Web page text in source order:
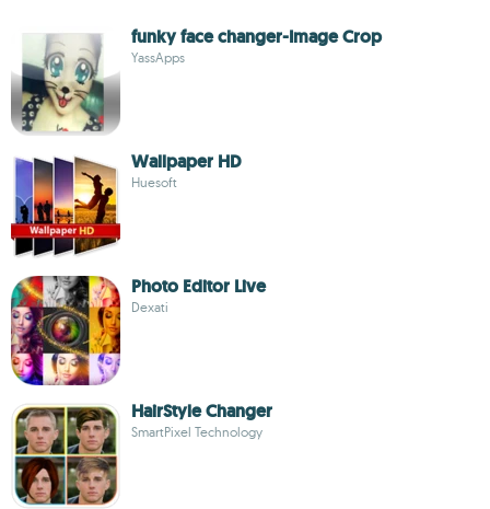
funky face changer-Image Crop
YassApps
Wallpaper HD
Huesoft
Photo Editor Live
Dexati
HairStyle Changer
SmartPixel Technology